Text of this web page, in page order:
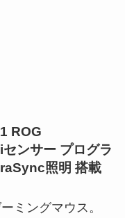
ROG
ンサー プログラ
照明 搭載
ミングマウス。